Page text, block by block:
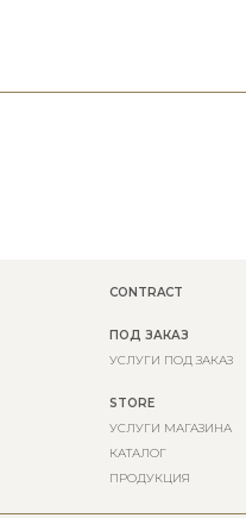
CONTRACT
ПОД ЗАКАЗ
УСЛУГИ ПОД ЗАКАЗ
STORE
УСЛУГИ МАГАЗИНА
КАТАЛОГ
ПРОДУКЦИЯ